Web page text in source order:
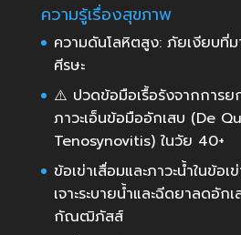
ความรู้เรื่องสุขภาพ
ความดันโลหิตสูง: ภัยเงียบที่
ศีรษะ
⚠️ ปวดข้อมือเรื้อรังจากการ
ภาวะเอ็นข้อมืออักเสบ (De
Tenosynovitis) ในวัย 40+
ข้อเข่าเสื่อมและภาวะน้ำในข้อ
เจาะระบายน้ำและฉีดยาลดอัก
กัณฒิภัสส์